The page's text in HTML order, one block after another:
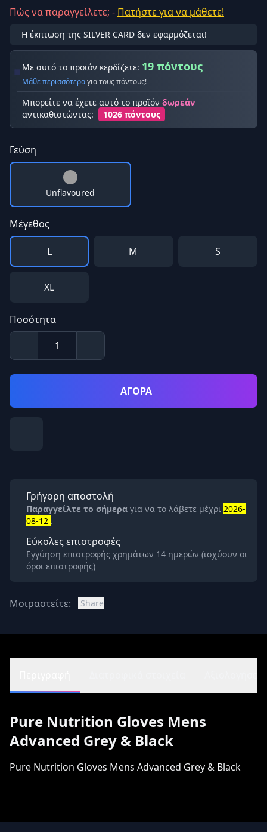
Πώς να παραγγείλετε; - Πατήστε για να μάθετε!
Η έκπτωση της SILVER CARD δεν εφαρμόζεται!
Με αυτό το προϊόν κερδίζετε: 19 πόντους
Μάθε περισσότεραγια τους πόντους!
Μπορείτε να έχετε αυτό το προϊόν δωρεάν
αντικαθιστώντας:
1026 πόντους
Γεύση
Unflavoured
Μέγεθος
L M S
XL
Ποσότητα
ΑΓΟΡΑ
Γρήγορη αποστολή
Παραγγείλτε το σήμερα για να το λάβετε μέχρι 2026-
08-12 .
Εύκολες επιστροφές
Εγγύηση επιστροφής χρημάτων 14 ημερών (ισχύουν οι
όροι επιστροφής)
Μοιραστείτε: Share
Pure Nutrition Gloves Mens
Advanced Grey & Black
Pure Nutrition Gloves Mens Advanced Grey & Black